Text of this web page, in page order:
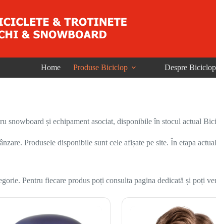
Home Produse Biciclop Despre Biciclop
snowboard și echipament asociat, disponibile în stocul actual
Produsele disponibile sunt cele afișate pe site. În etapa
Pentru fiecare produs poți consulta pagina dedicată și poți